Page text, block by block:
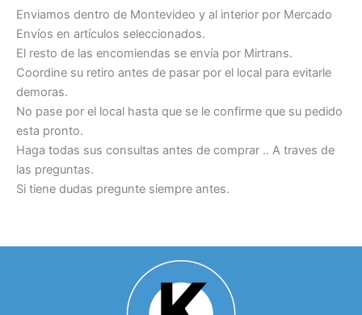
Enviamos dentro de Montevideo y al interior por Mercado
Envíos en artículos seleccionados.
El resto de las encomiendas se envía por Mirtrans.
Coordine su retiro antes de pasar por el local para evitarle
demoras.
No pase por el local hasta que se le confirme que su pedido
esta pronto.
Haga todas sus consultas antes de comprar .. A traves de
las preguntas.
Si tiene dudas pregunte siempre antes.